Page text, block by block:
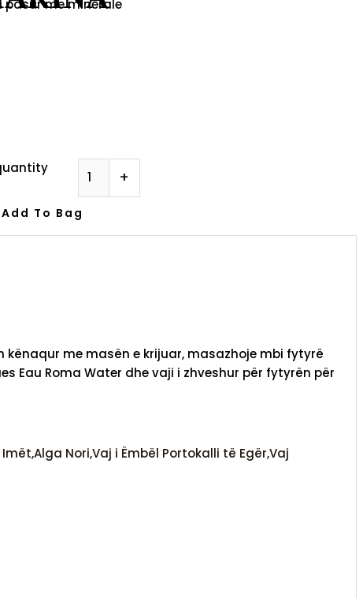
pasur me minerale
+
Add To Bag
kënaqur me masën e krijuar, masazhoje mbi fytyrë
Eau Roma Water dhe vaji i zhveshur për fytyrën për
Imët,Alga Nori,Vaj i Ëmbël Portokalli të Egër,Vaj